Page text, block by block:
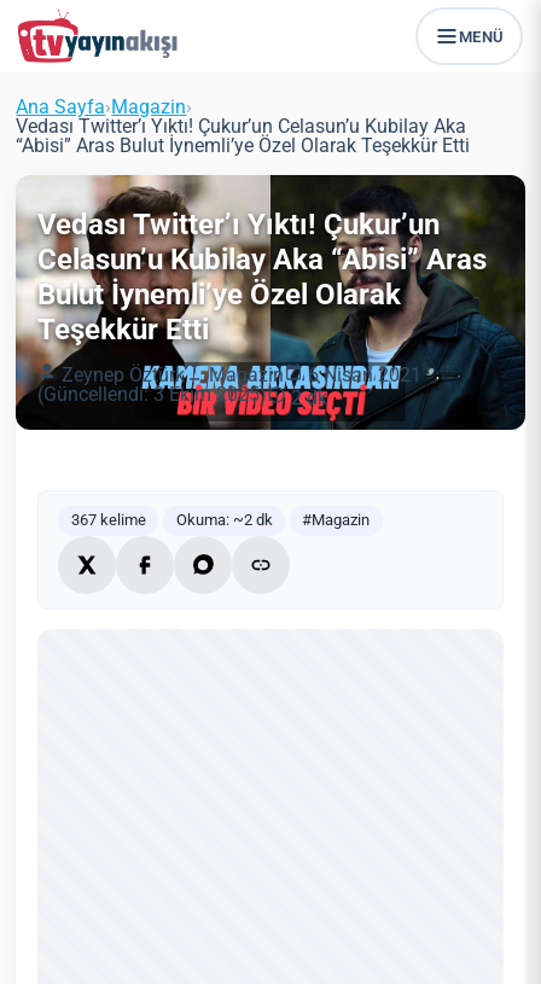
MENÜ
Ana Sayfa›Magazin›
Vedası Twitter’ı Yıktı! Çukur’un Celasun’u Kubilay Aka
“Abisi” Aras Bulut İynemli’ye Özel Olarak Teşekkür Etti
Vedası Twitter’ı Yıktı! Çukur’un
Celasun’u Kubilay Aka “Abisi” Aras
Bulut İynemli’ye Özel Olarak
Teşekkür Etti
Zeynep Öztürk Magazin
6 Nisan 2021
(Güncellendi: 3 Ekim 2025)
2 dk
367 kelime Okuma: ~2 dk #Magazin